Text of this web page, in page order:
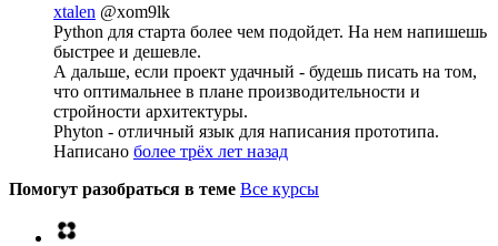
xtalen @xom9lk
Python для старта более чем подойдет. На нем напишешь
быстрее и дешевле.
А дальше, если проект удачный - будешь писать на том,
что оптимальнее в плане производительности и
стройности архитектуры.
Phyton - отличный язык для написания прототипа.
Написано более трёх лет назад
Помогут разобраться в теме Все курсы